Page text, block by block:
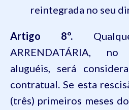
reintegrada no seu
Artigo 8º.
ARRENDATÁRIA,
aluguéis, será
contratual. Se esta
(três) primeiros meses